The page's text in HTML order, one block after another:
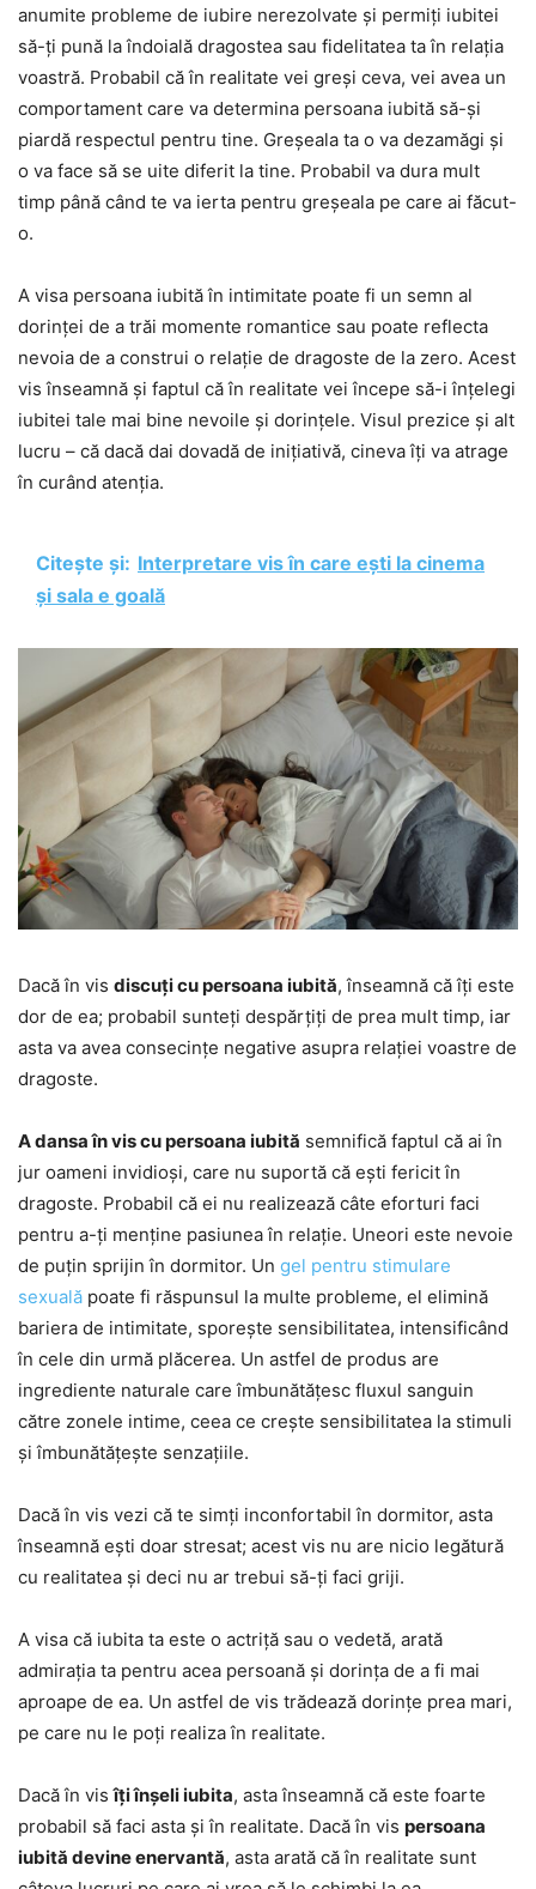
anumite probleme de iubire nerezolvate și permiți iubitei
să-ți pună la îndoială dragostea sau fidelitatea ta în relația
voastră. Probabil că în realitate vei greși ceva, vei avea un
comportament care va determina persoana iubită să-și
piardă respectul pentru tine. Greșeala ta o va dezamăgi și
o va face să se uite diferit la tine. Probabil va dura mult
timp până când te va ierta pentru greșeala pe care ai făcut-
o.
A visa persoana iubită în intimitate poate fi un semn al
dorinței de a trăi momente romantice sau poate reflecta
nevoia de a construi o relație de dragoste de la zero. Acest
vis înseamnă și faptul că în realitate vei începe să-i înțelegi
iubitei tale mai bine nevoile și dorințele. Visul prezice și alt
lucru – că dacă dai dovadă de inițiativă, cineva îți va atrage
în curând atenția.
Citește și: Interpretare vis în care ești la cinema
și sala e goală
Dacă în vis discuți cupersoana iubită, înseamnă că îți este
dor de ea; probabil sunteți despărțiți de prea mult timp, iar
asta va avea consecințe negative asupra relației voastre de
dragoste.
A dansa în vis cu persoana iubită semnifică faptul că ai în
jur oameni invidioși, care nu suportă că ești fericit în
dragoste. Probabil că ei nu realizează câte eforturi faci
pentru a-ți menține pasiunea în relație. Uneori este nevoie
de puțin sprijin în dormitor. Un gel pentru stimulare
sexuală poate fi răspunsul la multe probleme, el elimină
bariera de intimitate, sporește sensibilitatea, intensificând
în cele din urmă plăcerea. Un astfel de produs are
ingrediente naturale care îmbunătățesc fluxul sanguin
către zonele intime, ceea ce crește sensibilitatea la stimuli
și îmbunătățește senzațiile.
Dacă în vis vezi că te simți inconfortabil în dormitor, asta
înseamnă ești doar stresat; acest vis nu are nicio legătură
cu realitatea și deci nu ar trebui să-ți faci griji.
A visa că iubita ta este o actriță sau o vedetă, arată
admirația ta pentru acea persoană și dorința de a fi mai
aproape de ea. Un astfel de vis trădează dorințe prea mari,
pe care nu le poți realiza în realitate.
Dacă în visîți înșeli iubita, asta înseamnă că este foarte
probabil să faci asta și în realitate. Dacă în vis persoana
iubită devine enervantă, asta arată că în realitate sunt